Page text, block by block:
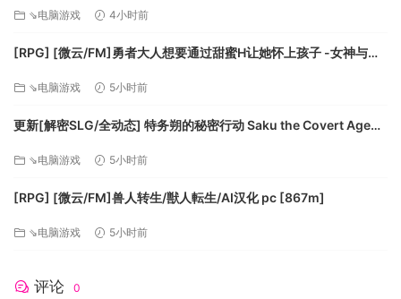
⇘电脑游戏 4小时前
[RPG] [微云/FM]勇者大人想要通过甜蜜H让她怀上孩子 -女神与淫
⇘电脑游戏 5小时前
更新[解密SLG/全动态] 特务朔的秘密行动 Saku the Covert Agent
⇘电脑游戏 5小时前
[RPG] [微云/FM]兽人转生/獣人転生/AI汉化 pc [867m]
⇘电脑游戏 5小时前
评论 0